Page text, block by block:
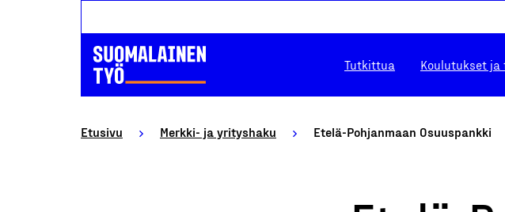
Tutkittua Koulutukset
Etusivu Merkki- ja yrityshaku Etelä-Pohjanmaan Osuuspankki